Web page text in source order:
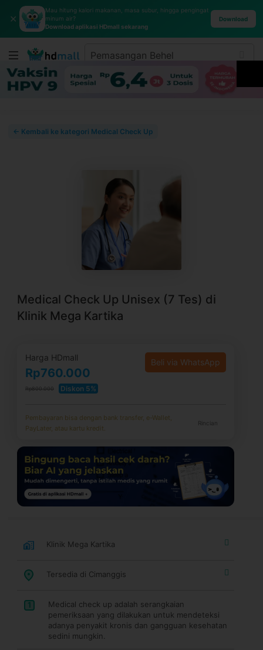
✕
Mau hitung kalori makanan, masa subur, hingga pengingat
minum air?
Download aplikasi HDmall sekarang
Download
← Kembali ke kategori Medical Check Up
Medical Check Up Unisex (7 Tes) di
Klinik Mega Kartika
Harga HDmall
Rp760.000
Rp800.000 Diskon 5%
Beli via WhatsApp
Pembayaran bisa dengan bank transfer, e-Wallet,
PayLater, atau kartu kredit.
Rincian
Klinik Mega Kartika
Tersedia di Cimanggis
1
Medical check up adalah serangkaian
pemeriksaan yang dilakukan untuk mendeteksi
adanya penyakit kronis dan gangguan kesehatan
sedini mungkin.